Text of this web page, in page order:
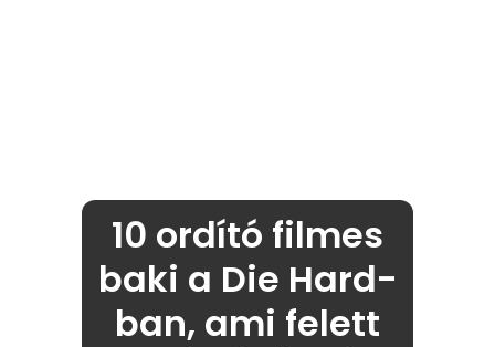
10 ordító filmes
baki a Die Hard-
ban, ami felett